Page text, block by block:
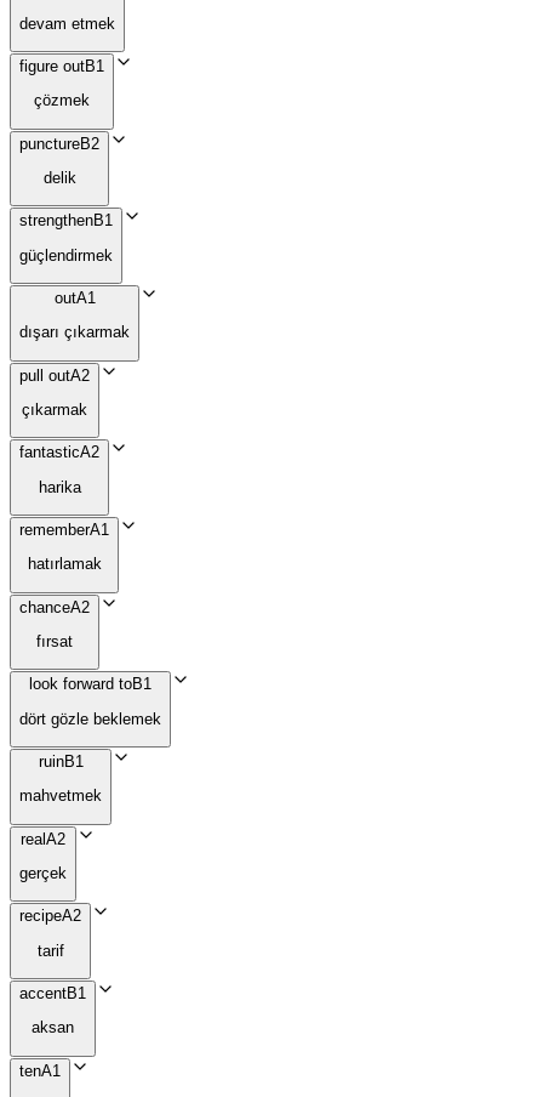
devam etmek
figure outB1
çözmek
punctureB2
delik
strengthenB1
güçlendirmek
outA1
dışarı çıkarmak
pull outA2
çıkarmak
fantasticA2
harika
rememberA1
hatırlamak
chanceA2
fırsat
look forward toB1
dört gözle beklemek
ruinB1
mahvetmek
realA2
gerçek
recipeA2
tarif
accentB1
aksan
tenA1